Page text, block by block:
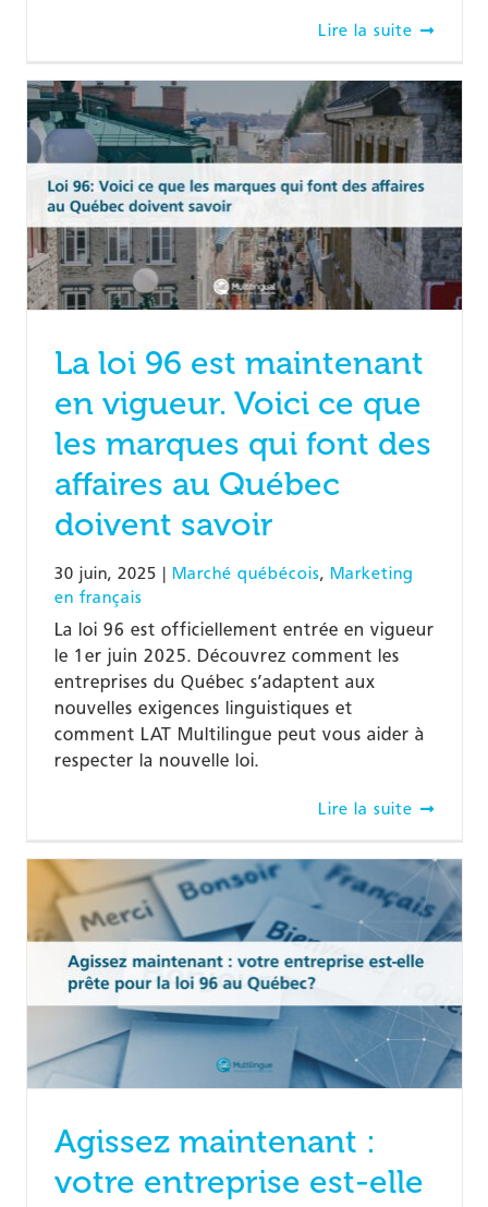
Lire la suite
La loi 96 est maintenant
en vigueur. Voici ce que
les marques qui font des
affaires au Québec
doivent savoir
30 juin, 2025 | Marché québécois, Marketing
en français
La loi 96 est officiellement entrée en vigueur
le 1er juin 2025. Découvrez comment les
entreprises du Québec s’adaptent aux
nouvelles exigences linguistiques et
comment LAT Multilingue peut vous aider à
respecter la nouvelle loi.
Lire la suite
Agissez maintenant :
votre entreprise est-elle